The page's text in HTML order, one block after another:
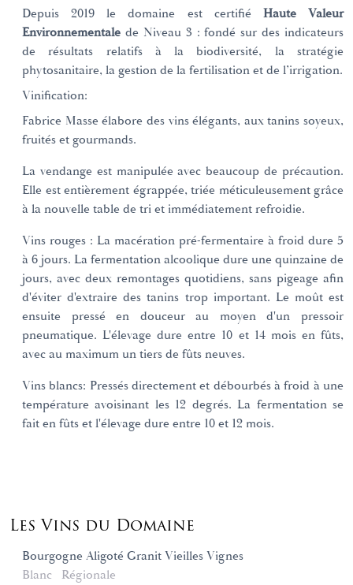
Depuis 2019 le domaine est certifié Haute Valeur
Environnementale de Niveau 3 : fondé sur des indicateurs
de résultats relatifs à la biodiversité, la stratégie
phytosanitaire, la gestion de la fertilisation et de l’irrigation.
Vinification:
Fabrice Masse élabore des vins élégants, aux tanins soyeux,
fruités et gourmands.
La vendange est manipulée avec beaucoup de précaution.
Elle est entièrement égrappée, triée méticuleusement grâce
à la nouvelle table de tri et immédiatement refroidie.
Vins rouges : La macération pré-fermentaire à froid dure 5
à 6 jours. La fermentation alcoolique dure une quinzaine de
jours, avec deux remontages quotidiens, sans pigeage afin
d'éviter d'extraire des tanins trop important. Le moût est
ensuite pressé en douceur au moyen d'un pressoir
pneumatique. L'élevage dure entre 10 et 14 mois en fûts,
avec au maximum un tiers de fûts neuves.
Vins blancs: Pressés directement et débourbés à froid à une
température avoisinant les 12 degrés. La fermentation se
fait en fûts et l'élevage dure entre 10 et 12 mois.
Les Vins du Domaine
Bourgogne Aligoté Granit Vieilles Vignes
Blanc
Régionale